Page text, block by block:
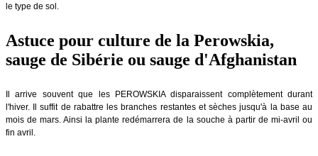
le type de sol.
Astuce pour culture de la Perowskia,
sauge de Sibérie ou sauge d'Afghanistan
Il arrive souvent que les PEROWSKIA disparaissent complètement durant
l'hiver. Il suffit de rabattre les branches restantes et sèches jusqu'à la base au
mois de mars. Ainsi la plante redémarrera de la souche à partir de mi-avril ou
fin avril.